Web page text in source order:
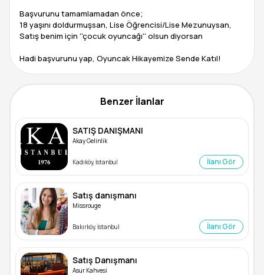
Başvurunu tamamlamadan önce;
18 yaşını doldurmuşsan, Lise Öğrencisi/Lise Mezunuysan,
Satış benim için ''çocuk oyuncağı'' olsun diyorsan
Hadi başvurunu yap, Oyuncak Hikayemize Sende Katıl!
Benzer İlanlar
SATIŞ DANIŞMANI
Akay Gelinlik
Kadıköy, İstanbul İlanı Gör
Satış danışmanı
Missrouge
Bakırköy, İstanbul İlanı Gör
Satış Danışmanı
Asur Kahvesi